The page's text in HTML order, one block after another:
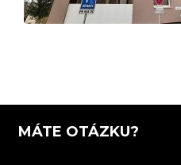
MÁTE OTÁZKU?